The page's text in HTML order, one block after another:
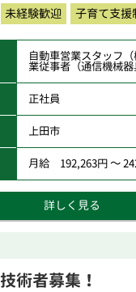
未経験歓迎 子育て支援
自動車営業スタッフ
業従事者（通信機械器
正社員
上田市
月給 192,263円 ～
詳しく見る
術者募集！